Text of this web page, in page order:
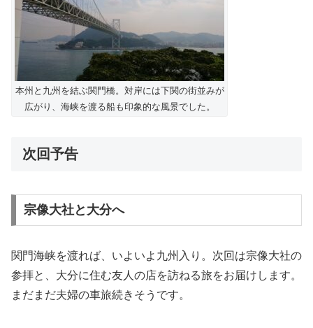
本州と九州を結ぶ関門橋。対岸には下関の街並みが
広がり、海峡を渡る船も印象的な風景でした。
次回予告
宗像大社と大分へ
関門海峡を渡れば、いよいよ九州入り。次回は宗像大社の
参拝と、大分に住む友人の店を訪ねる旅をお届けします。
まだまだ夫婦の車旅続きそうです。